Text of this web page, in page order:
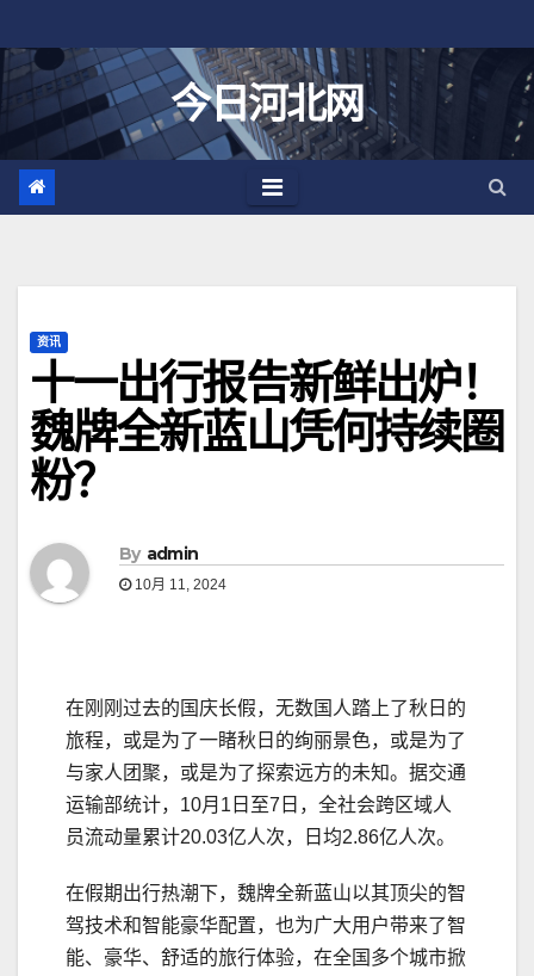
至
今日河北网
资讯
十一出行报告新鲜出炉！
魏牌全新蓝山凭何持续圈
粉？
By admin
10月 11, 2024
在刚刚过去的国庆长假，无数国人踏上了秋日的
旅程，或是为了一睹秋日的绚丽景色，或是为了
与家人团聚，或是为了探索远方的未知。据交通
运输部统计，10月1日至7日，全社会跨区域人
员流动量累计20.03亿人次，日均2.86亿人次。
在假期出行热潮下，魏牌全新蓝山以其顶尖的智
驾技术和智能豪华配置，也为广大用户带来了智
能、豪华、舒适的旅行体验，在全国多个城市掀